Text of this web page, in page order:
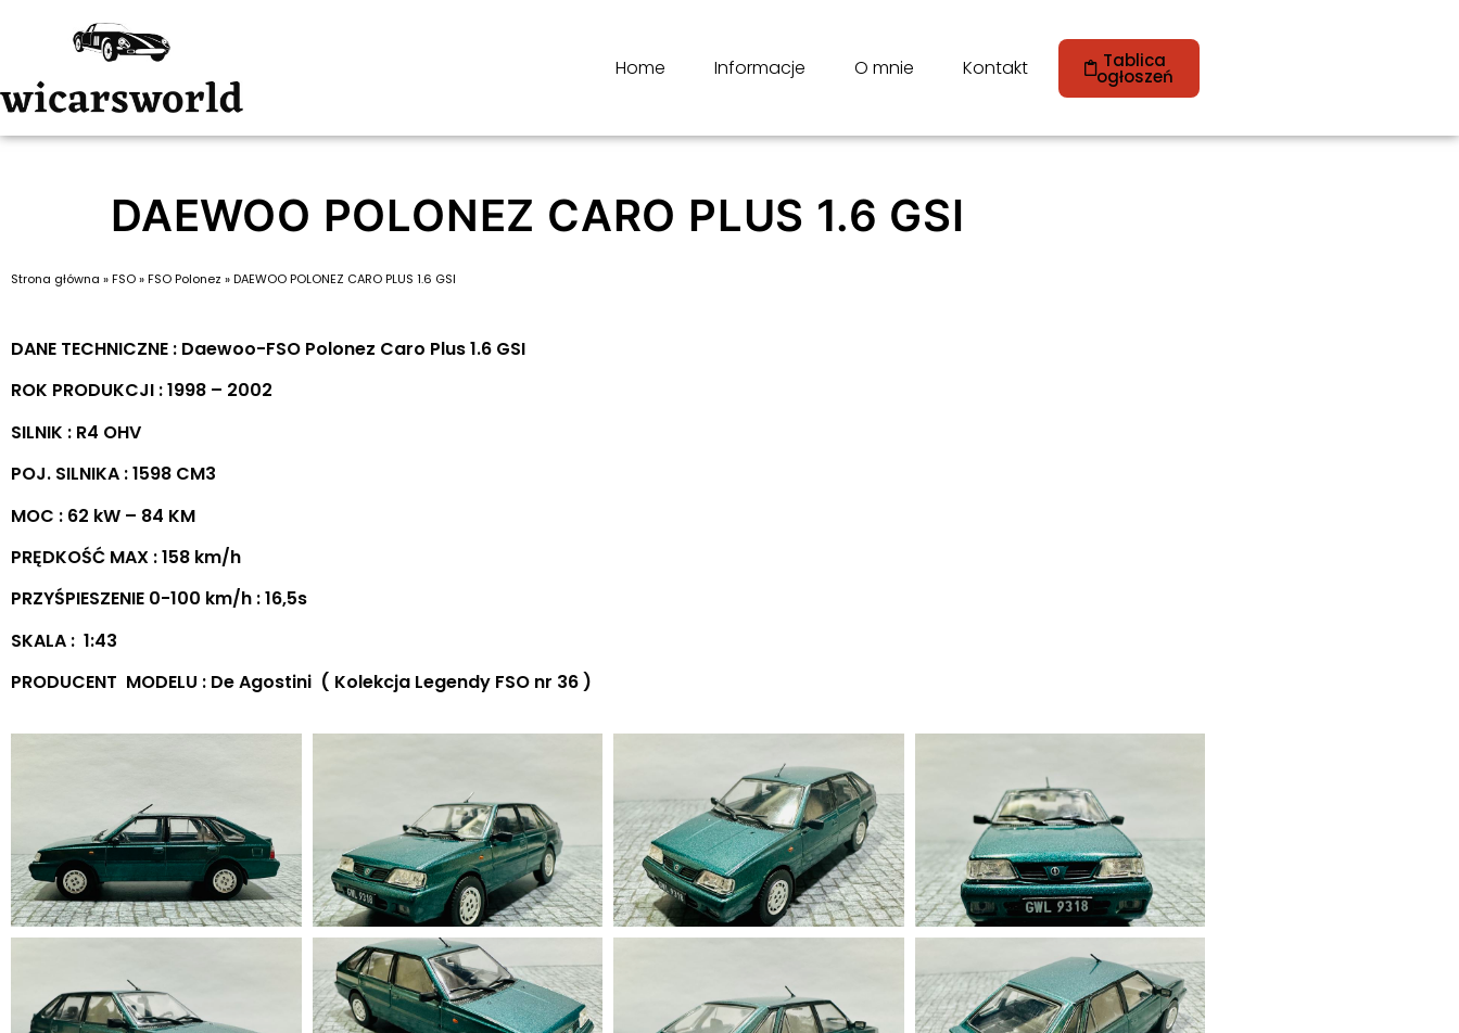
Home Informacje O mnie Kontakt Tablica
ogłoszeń
DAEWOO POLONEZ CARO PLUS 1.6 GSI
Strona główna »FSO»FSO Polonez »DAEWOO POLONEZ CARO PLUS 1.6 GSI
DANE TECHNICZNE : Daewoo-FSO Polonez Caro Plus 1.6 GSI
ROK PRODUKCJI : 1998 – 2002
SILNIK : R4 OHV
POJ. SILNIKA : 1598 CM3
MOC : 62 kW – 84 KM
PRĘDKOŚĆ MAX : 158 km/h
PRZYŚPIESZENIE 0-100 km/h : 16,5s
SKALA : 1:43
PRODUCENT MODELU : De Agostini ( Kolekcja Legendy FSO nr 36 )